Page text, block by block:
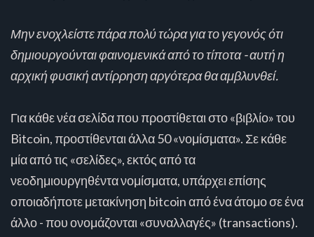
Μην ενοχλείστε πάρα πολύ τώρα για το γεγονός ότι
δημιουργούνται φαινομενικά από το τίποτα - αυτή η
αρχική φυσική αντίρρηση αργότερα θα αμβλυνθεί.
Για κάθε νέα σελίδα που προστίθεται στο «βιβλίο» του
Bitcoin, προστίθενται άλλα 50 «νομίσματα». Σε κάθε
μία από τις «σελίδες», εκτός από τα
νεοδημιουργηθέντα νομίσματα, υπάρχει επίσης
οποιαδήποτε μετακίνηση bitcoin από ένα άτομο σε ένα
άλλο - που ονομάζονται «συναλλαγές» (transactions).